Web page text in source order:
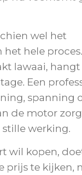
wel het
hele
lawaai, hangt
Een
spanning
de motor
werking.
wil kopen,
prijs te kijken,